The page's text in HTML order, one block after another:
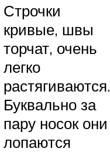
Строчки
кривые, швы
торчат, очень
легко
растягиваются.
Буквально за
пару носок они
лопаются